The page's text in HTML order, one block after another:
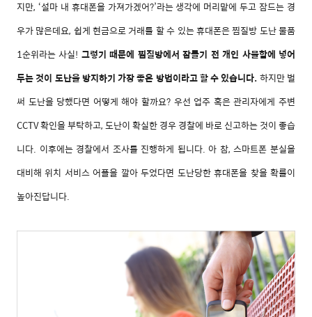
지만, ‘설마 내 휴대폰을 가져가겠어?’라는 생각에 머리맡에 두고 잠드는 경
우가 많은데요, 쉽게 현금으로 거래를 할 수 있는 휴대폰은 찜질방 도난 물품
1순위라는 사실! 그렇기 때문에 찜질방에서 잠들기 전 개인 사물함에 넣어
두는 것이 도난을 방지하기 가장 좋은 방법이라고 할 수 있습니다.하지만 벌
써 도난을 당했다면 어떻게 해야 할까요? 우선 업주 혹은 관리자에게 주변
CCTV 확인을 부탁하고, 도난이 확실한 경우 경찰에 바로 신고하는 것이 좋습
니다. 이후에는 경찰에서 조사를 진행하게 됩니다. 아 참, 스마트폰 분실을
대비해 위치 서비스 어플을 깔아 두었다면 도난당한 휴대폰을 찾을 확률이
높아진답니다.